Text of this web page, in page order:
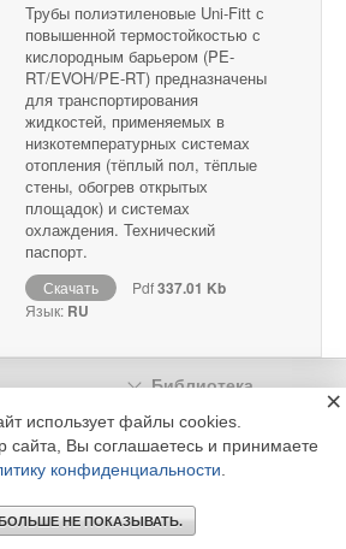
Трубы полиэтиленовые Uni-Fitt с
повышенной термостойкостью с
кислородным барьером (PE-
RT/EVOH/PE-RT) предназначены
для транспортирования
жидкостей, применяемых в
низкотемпературных системах
отопления (тёплый пол, тёплые
стены, обогрев открытых
площадок) и системах
охлаждения. Технический
паспорт.
Скачать Pdf337.01 Kb
Язык: RU
Библиотека
Реклама
дом «МЕДИА ТЕХНОЛОДЖИ» +7 (495) 665-00-
использует файлы cookies.
сайта, Вы соглашаетесь и принимаете
конфиденциальности
НЕ ПОКАЗЫВАТЬ.
×